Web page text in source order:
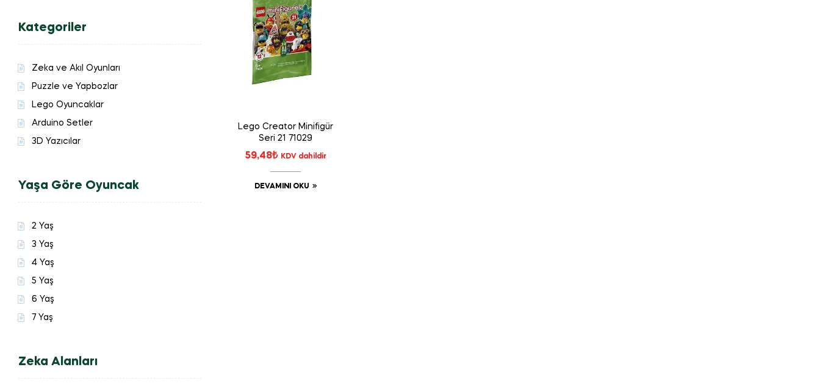
Lego Creator Minifigür
Seri 21 71029
59,48₺ KDV dahildir
DEVAMINI OKU
Kategoriler
Zeka ve Akıl Oyunları
Puzzle ve Yapbozlar
Lego Oyuncaklar
Arduino Setler
3D Yazıcılar
Yaşa Göre Oyuncak
2 Yaş
3 Yaş
4 Yaş
5 Yaş
6 Yaş
7 Yaş
Zeka Alanları